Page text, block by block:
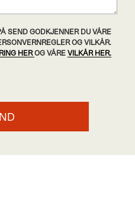
SEND GODKJENNER DU VÅRE
OG VILKÅR.
HEROG VÅRE VILKÅR HER.